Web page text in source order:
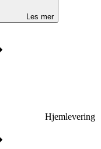
Les mer
Hjemlevering